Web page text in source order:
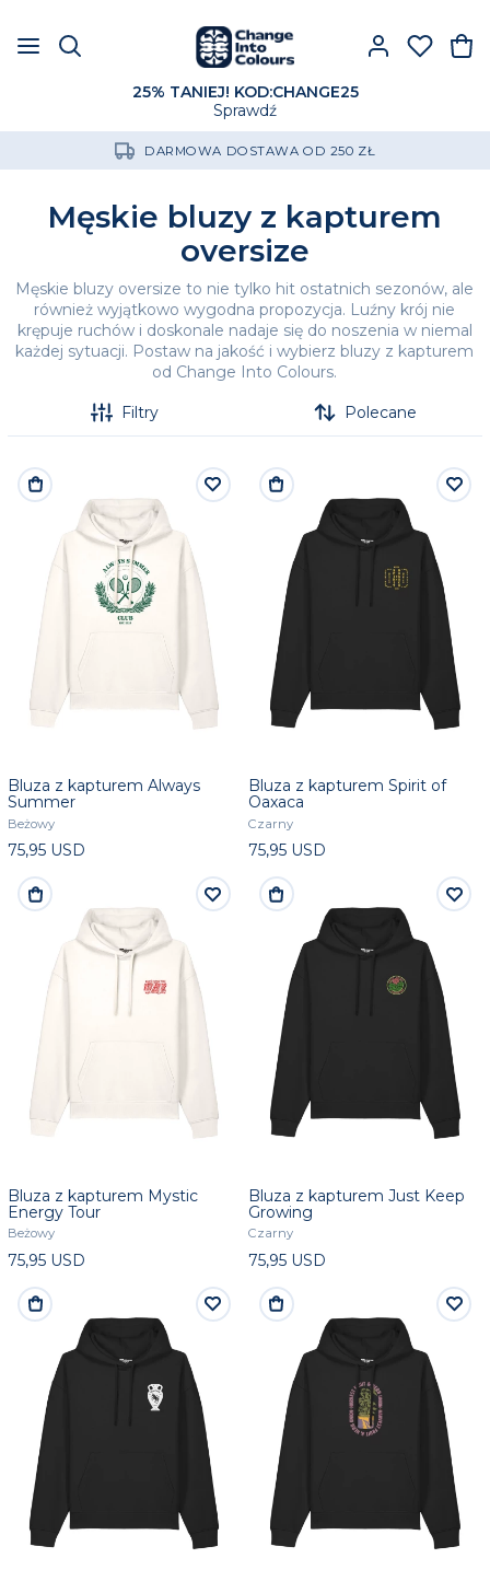
25% TANIEJ! KOD:CHANGE25
Sprawdź
DARMOWA DOSTAWA OD 250 ZŁ
Męskie bluzy z kapturem
oversize
Męskie bluzy oversize to nie tylko hit ostatnich sezonów, ale
również wyjątkowo wygodna propozycja. Luźny krój nie
krępuje ruchów i doskonale nadaje się do noszenia w niemal
każdej sytuacji. Postaw na jakość i wybierz bluzy z kapturem
od Change Into Colours.
Filtry Polecane
Bluza z kapturem Always
Summer
Beżowy
75,95 USD
Bluza z kapturem Spirit of
Oaxaca
Czarny
75,95 USD
Bluza z kapturem Mystic
Energy Tour
Beżowy
75,95 USD
Bluza z kapturem Just Keep
Growing
Czarny
75,95 USD